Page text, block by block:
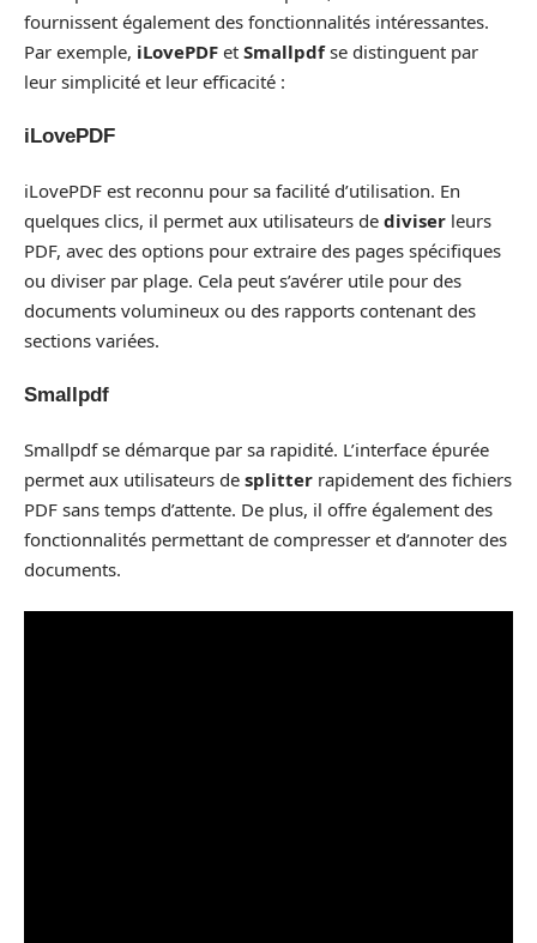
fournissent également des fonctionnalités intéressantes.
Par exemple, iLovePDF et Smallpdfse distinguent par
leur simplicité et leur efficacité :
iLovePDF
iLovePDF est reconnu pour sa facilité d’utilisation. En
quelques clics, il permet aux utilisateurs de diviser leurs
PDF, avec des options pour extraire des pages spécifiques
ou diviser par plage. Cela peut s’avérer utile pour des
documents volumineux ou des rapports contenant des
sections variées.
Smallpdf
Smallpdf se démarque par sa rapidité. L’interface épurée
permet aux utilisateurs de splitter rapidement des fichiers
PDF sans temps d’attente. De plus, il offre également des
fonctionnalités permettant de compresser et d’annoter des
documents.